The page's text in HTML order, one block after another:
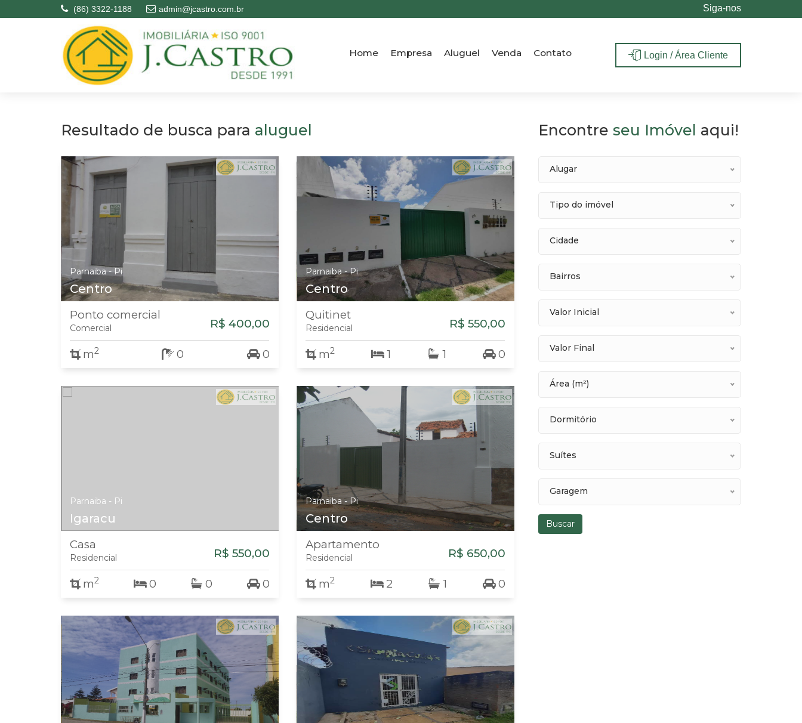
(86) 3322-1188 admin@jcastro.com.br Siga-nos
Home Empresa Aluguel Venda Contato Login / Área Cliente
Resultado de busca para aluguel
Parnaiba - Pi
Centro
Ponto comercial
Comercial R$ 400,00
m2 0 0
Parnaiba - Pi
Centro
Quitinet
Residencial R$ 550,00
m2 1 1 0
Parnaiba - Pi
Igaracu
Casa
Residencial R$ 550,00
m2 0 0 0
Parnaiba - Pi
Centro
Apartamento
Residencial R$ 650,00
m2 2 1 0
Encontre seu Imóvel aqui!
Alugar
Tipo do imóvel
Cidade
Bairros
Valor Inicial
Valor Final
Área (m²)
Dormitório
Suítes
Garagem
Buscar